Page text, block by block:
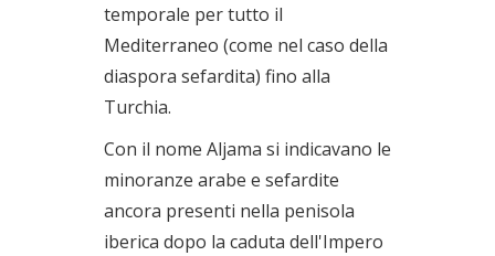
temporale per tutto il
Mediterraneo (come nel caso della
diaspora sefardita) fino alla
Turchia.
Con il nome Aljama si indicavano le
minoranze arabe e sefardite
ancora presenti nella penisola
iberica dopo la caduta dell'Impero